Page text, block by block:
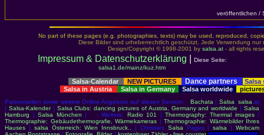
veröffentlichen /
No part of these pages (e.g. photographies, texts) may be used, reproduced,
Diese Bilder sind urheberrechtlich geschützt. Jede Verwendung
Design/Copyright © 1998-2001 by salsa.at - all rights
Impressum & Datenschutzerklärung
Diese Seite:
salsa1.de/mainz/kuz.htm
Salsa-Calendar NEW PICTURES Dance partners
Salsa
Salsa in Austria
Salsa in Germany Salsa worldwide
Partnerseiten sowie weitere Online-Angebote auf diesen Servern: Bachata | Salsa:salsa .at
| Salsa-Kalender| Salsa Clubs: dancing pictures of Austria, Germany and worldwide |Salsa
Hamburg |Salsa München | - Weitere: Radio 101 |Thermography: Thermal images/
Thermographie: Gebäudethermografie, Wärmekameras | Thermographie: Wärmebilder Ihres
Hauses | salsa Österreich: Wien Innsbruck.. | Chrissies Salsa Pages |salsa |Webcam